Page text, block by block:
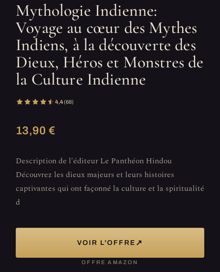
Mythologie Indienne:
Voyage au cœur des Mythes
Indiens, à la découverte des
Dieux, Héros et Monstres de
la Culture Indienne
4,4(68)
13,90 €
Description de l'éditeur Le Panthéon Hindou
Découvrez les dieux majeurs et leurs histoires
captivantes qui ont façonné la culture et la spiritualité
d
VOIR L'OFFRE ↗
OFFRE AMAZON